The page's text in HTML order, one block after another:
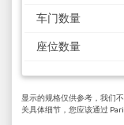
车门数量
座位数量
显示的规格仅供参考，我们
关具体细节，您应该通过